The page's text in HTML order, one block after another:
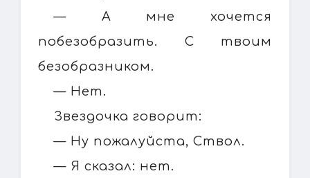
— А мне хочется
побезобразить. С твоим
безобразником.
— Нет.
Звездочка говорит:
— Ну пожалуйста, Ствол.
— Я сказал: нет.